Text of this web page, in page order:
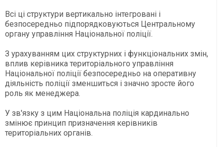
Всі ці структури вертикально інтегровані і
безпосередньо підпорядковуються Центральному
органу управління Національної поліції.
З урахуванням цих структурних і функціональних змін,
вплив керівника територіального управління
Національної поліції безпосередньо на оперативну
діяльність поліції зменшиться і значно зросте його
роль як менеджера.
У зв'язку з цим Національна поліція кардинально
змінює принцип призначення керівників
територіальних органів.